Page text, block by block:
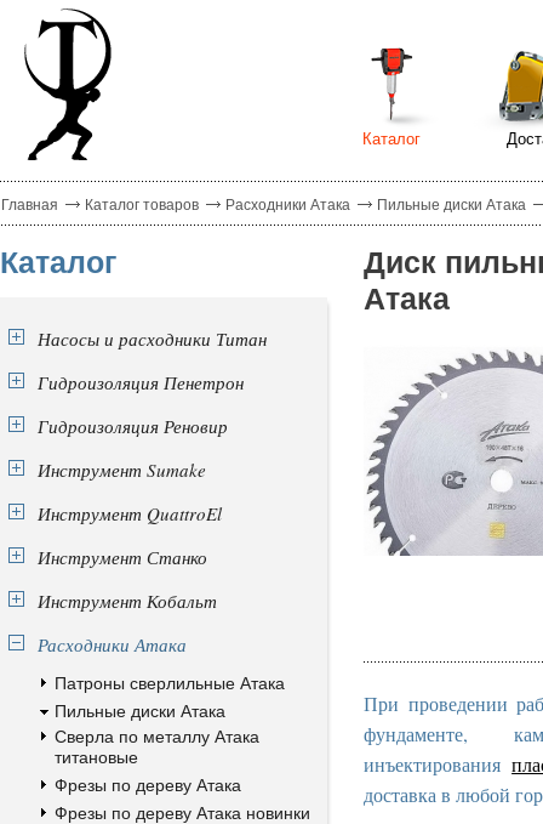
Каталог
Главная Каталог товаров Расходники Атака Пильные диски Атака
Каталог
Насосы и расходники Титан
Гидроизоляция Пенетрон
Гидроизоляция Реновир
Инструмент Sumake
Инструмент QuattroEl
Инструмент Станко
Инструмент Кобальт
Расходники Атака
Патроны сверлильные Атака
Пильные диски Атака
Сверла по металлу Атака
титановые
Фрезы по дереву Атака
Фрезы по дереву Атака новинки
Диск
Атака
При проведении
фундаменте,
инъектирования
доставка в любой